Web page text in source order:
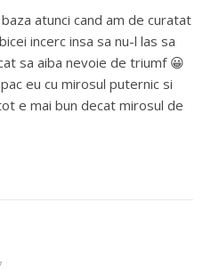
atunci cand am de curatat
incerc insa sa nu-l las sa
sa aiba nevoie de triumf 😀
eu cu mirosul puternic si
e mai bun decat mirosul de